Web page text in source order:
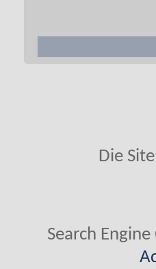
Die
Search